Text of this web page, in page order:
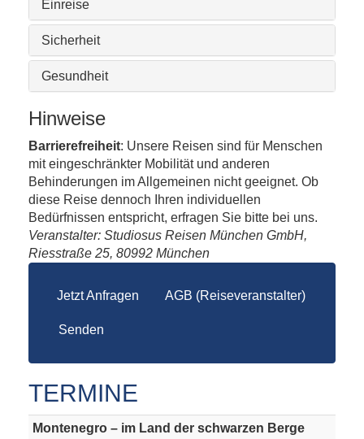
Einreise
Sicherheit
Gesundheit
Hinweise
Barrierefreiheit: Unsere Reisen sind für Menschen
mit eingeschränkter Mobilität und anderen
Behinderungen im Allgemeinen nicht geeignet. Ob
diese Reise dennoch Ihren individuellen
Bedürfnissen entspricht, erfragen Sie bitte bei uns.
Veranstalter: Studiosus Reisen München GmbH,
Riesstraße 25, 80992 München
Jetzt Anfragen AGB (Reiseveranstalter)
Senden
TERMINE
Montenegro – im Land der schwarzen Berge